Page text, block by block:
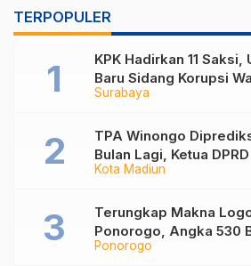
TERPOPULER
Surabaya
KPK Hadirkan 11 Saksi,
Baru Sidang Korupsi
Nonaktif Maidi
Kota Madiun
TPA Winongo
Bulan Lagi, Ketua
Desak Pemkot
Ponorogo
Terungkap Makna
Ponorogo, Angka 530
Jadi Sekar Kinanthi